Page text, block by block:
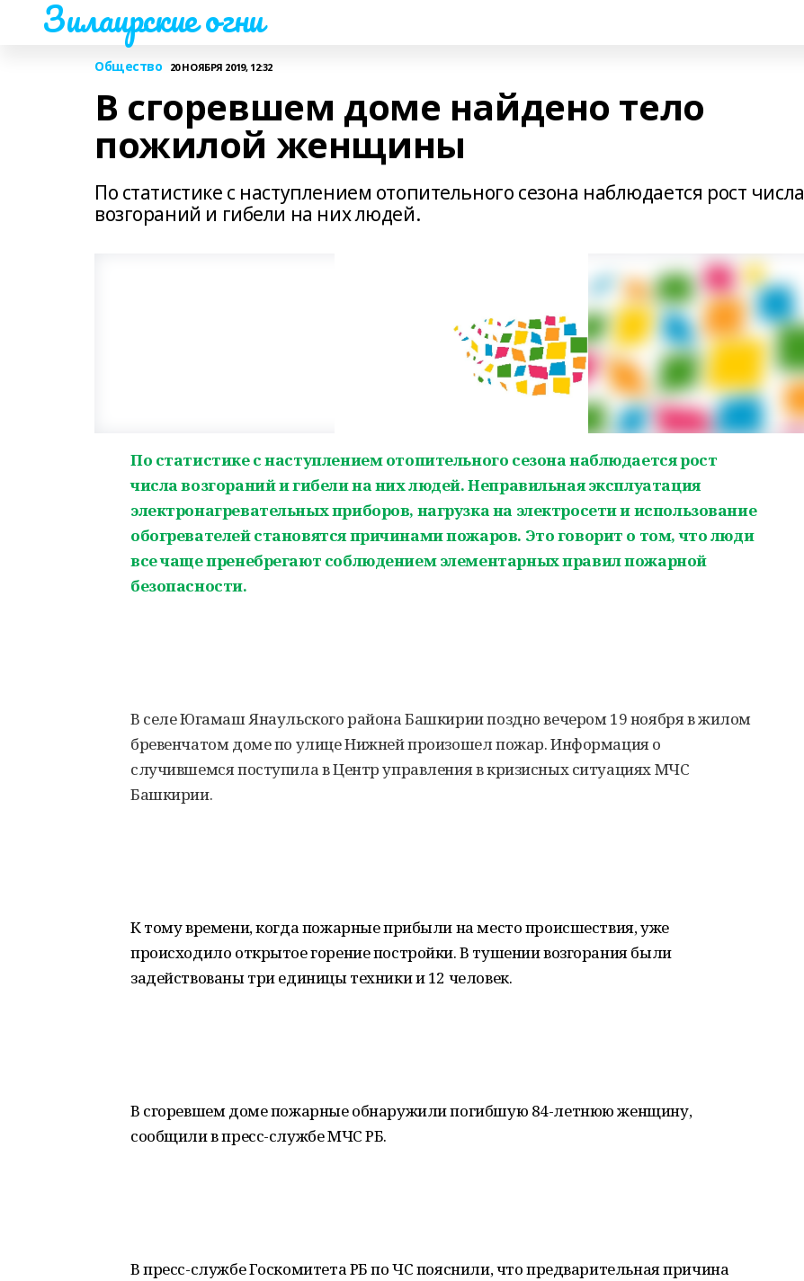
Зилаирские огни
Общество 20 НОЯБРЯ 2019, 12:32
В сгоревшем доме найдено тело
пожилой женщины
По статистике с наступлением отопительного сезона наблюдается рост числа
возгораний и гибели на них людей.
По статистике с наступлением отопительного сезона наблюдается рост
числа возгораний и гибели на них людей. Неправильная эксплуатация
электронагревательных приборов, нагрузка на электросети и использование
обогревателей становятся причинами пожаров. Это говорит о том, что люди
все чаще пренебрегают соблюдением элементарных правил пожарной
безопасности.
В селе Югамаш Янаульского района Башкирии поздно вечером 19 ноября в жилом
бревенчатом доме по улице Нижней произошел пожар. Информация о
случившемся поступила в Центр управления в кризисных ситуациях МЧС
Башкирии.
К тому времени, когда пожарные прибыли на место происшествия, уже
происходило открытое горение постройки. В тушении возгорания были
задействованы три единицы техники и 12 человек.
В сгоревшем доме пожарные обнаружили погибшую 84-летнюю женщину,
сообщили в пресс-службе МЧС РБ.
В пресс-службе Госкомитета РБ по ЧС пояснили, что предварительная причина